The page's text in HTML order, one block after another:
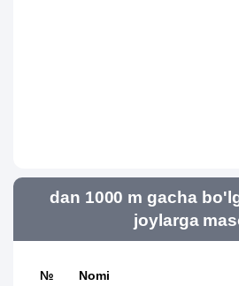
dan 1000 m gacha
joylarga
№ Nomi